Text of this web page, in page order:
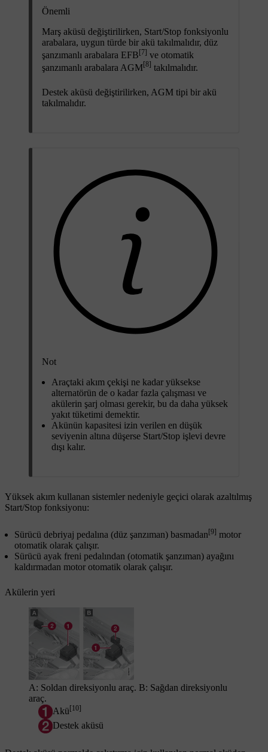
Önemli
Marş aküsü değiştirilirken, Start/Stop fonksiyonlu
arabalara, uygun türde bir akü takılmalıdır, düz
şanzımanlı arabalara EFB[7] ve otomatik
şanzımanlı arabalara AGM[8] takılmalıdır.
Destek aküsü değiştirilirken, AGM tipi bir akü
takılmalıdır.
Not
Araçtaki akım çekişi ne kadar yüksekse
alternatörün de o kadar fazla çalışması ve
akülerin şarj olması gerekir, bu da daha yüksek
yakıt tüketimi demektir.
Akünün kapasitesi izin verilen en düşük
seviyenin altına düşerse Start/Stop işlevi devre
dışı kalır.
Yüksek akım kullanan sistemler nedeniyle geçici olarak azaltılmış
Start/Stop fonksiyonu:
Sürücü debriyaj pedalına (düz şanzıman) basmadan[9] motor
otomatik olarak çalışır.
Sürücü ayak freni pedalından (otomatik şanzıman) ayağını
kaldırmadan motor otomatik olarak çalışır.
Akülerin yeri
A: Soldan direksiyonlu araç. B: Sağdan direksiyonlu
araç.
Akü[10]
Destek aküsü